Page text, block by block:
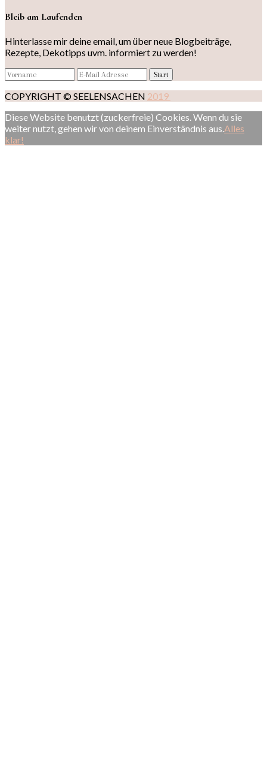
Bleib am Laufenden
Hinterlasse mir deine email, um über neue Blogbeiträge,
Rezepte, Dekotipps uvm. informiert zu werden!
COPYRIGHT © SEELENSACHEN 2019
Diese Website benutzt (zuckerfreie) Cookies. Wenn du sie
weiter nutzt, gehen wir von deinem Einverständnis aus. Alles
klar!